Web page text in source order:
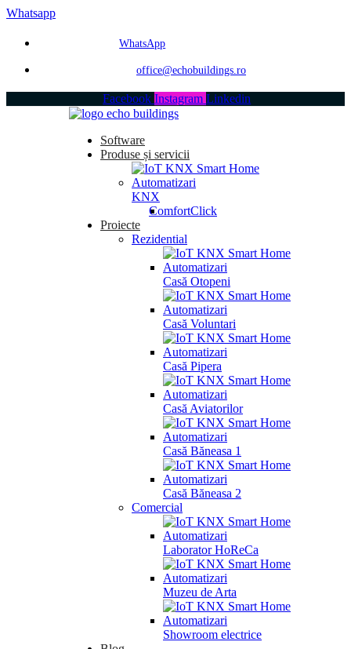
Whatsapp
WhatsApp
office@echobuildings.ro
Facebook Instagram Linkedin
Software
Produse și servicii
KNX
ComfortClick
Proiecte
Rezidential
Casă Otopeni
Casă Voluntari
Casă Pipera
Casă Aviatorilor
Casă Băneasa 1
Casă Băneasa 2
Comercial
Laborator HoReCa
Muzeu de Arta
Showroom electrice